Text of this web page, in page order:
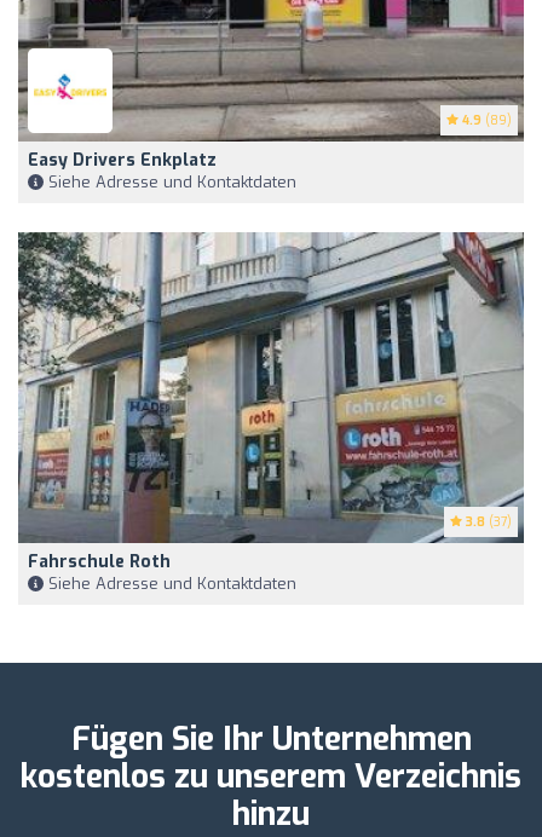
4.9 (89)
Easy Drivers Enkplatz
Siehe Adresse und Kontaktdaten
3.8 (37)
Fahrschule Roth
Siehe Adresse und Kontaktdaten
Fügen Sie Ihr Unternehmen
kostenlos zu unserem Verzeichnis
hinzu